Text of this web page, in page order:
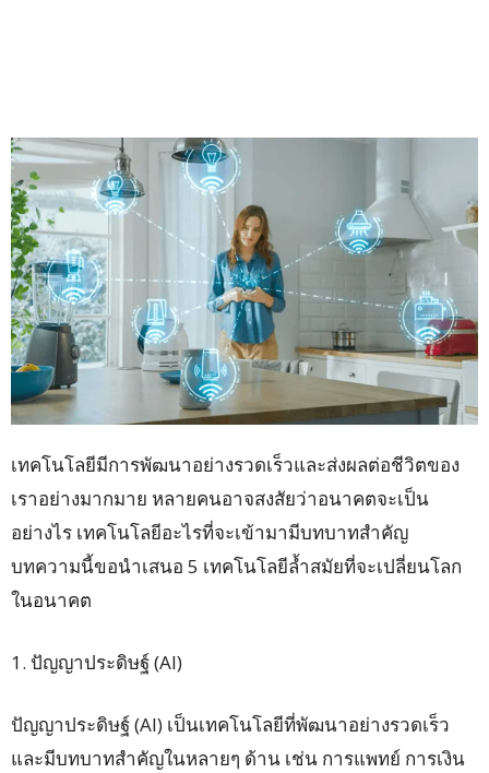
เทคโนโลยีมีการพัฒนาอย่างรวดเร็วและส่งผลต่อชีวิตของ
เราอย่างมากมาย หลายคนอาจสงสัยว่าอนาคตจะเป็น
อย่างไร เทคโนโลยีอะไรที่จะเข้ามามีบทบาทสำคัญ
บทความนี้ขอนำเสนอ 5 เทคโนโลยีล้ำสมัยที่จะเปลี่ยนโลก
ในอนาคต
1. ปัญญาประดิษฐ์ (AI)
ปัญญาประดิษฐ์ (AI) เป็นเทคโนโลยีที่พัฒนาอย่างรวดเร็ว
และมีบทบาทสำคัญในหลายๆ ด้าน เช่น การแพทย์ การเงิน